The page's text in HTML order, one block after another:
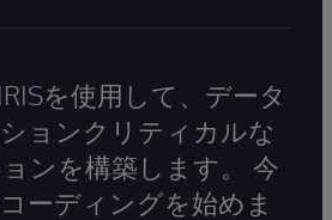
を使用して、データ
ョンクリティカルな
ンを構築します。 今
ーディングを始めま